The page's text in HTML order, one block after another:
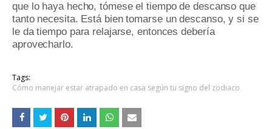
que lo haya hecho, tómese el tiempo de descanso que
tanto necesita. Está bien tomarse un descanso, y si se
le da tiempo para relajarse, entonces debería
aprovecharlo.
Tags:
Cómo manejar estar atrapado en casa según tu signo del zodiaco